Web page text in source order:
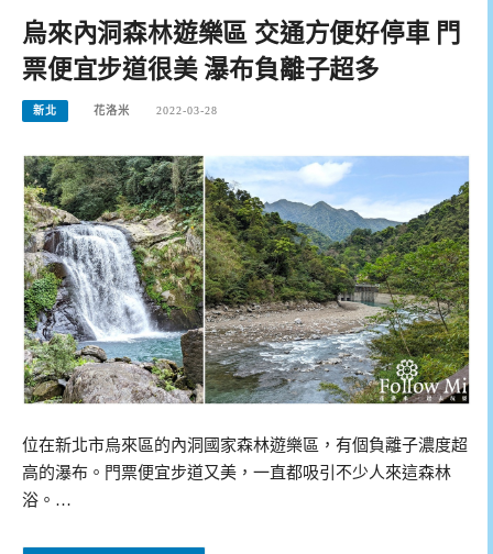
烏來內洞森林遊樂區 交通方便好停車 門
票便宜步道很美 瀑布負離子超多
新北 花洛米 2022-03-28
位在新北市烏來區的內洞國家森林遊樂區，有個負離子濃度超
高的瀑布。門票便宜步道又美，一直都吸引不少人來這森林
浴。…